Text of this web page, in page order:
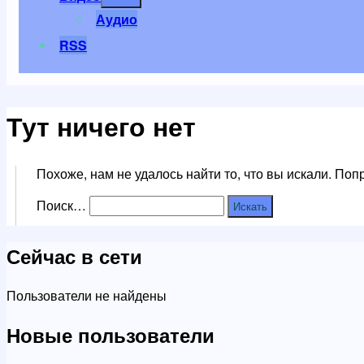
Аудио
RSS
Тут ничего нет
Похоже, нам не удалось найти то, что вы искали.
Поиск…
Сейчас в сети
Пользователи не найдены
Новые пользователи